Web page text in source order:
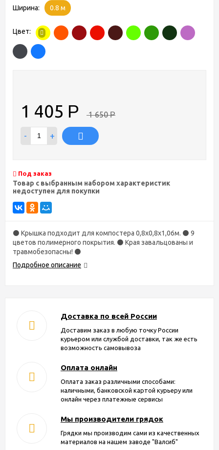
Ширина: 0.8 м
Цвет:
1 405 Р 1 650Р
- +
Под заказ
Товар с выбранным набором характеристик
недоступен для покупки
⚫ Крышка подходит для компостера 0,8х0,8х1,06м. ⚫ 9
цветов полимерного покрытия. ⚫ Края завальцованы и
травмобезопасны! ⚫
Подробное описание
Доставка по всей России
Доставим заказ в любую точку России
курьером или службой доставки, так же есть
возможность самовывоза
Оплата онлайн
Оплата заказ различными способами:
наличными, банковской картой курьеру или
онлайн через платежные сервисы
Мы производители грядок
Грядки мы производим сами из качественных
материалов на нашем заводе "Валсиб"